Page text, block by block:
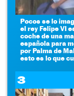
Pocos se lo
el rey Felipe VI
coche de una
española para
por Palma de
esto es lo que
3